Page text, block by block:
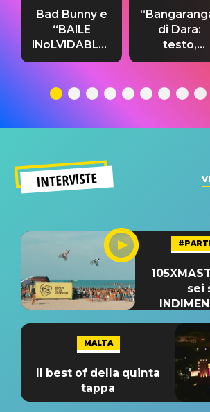
Bad Bunny e
“BAILE
INoLVIDABLE”:
testo,
significato
di Dara:
testo,
traduzione
del singolo
INTERVISTE
sei
MALTA
Il best of della quinta
tappa